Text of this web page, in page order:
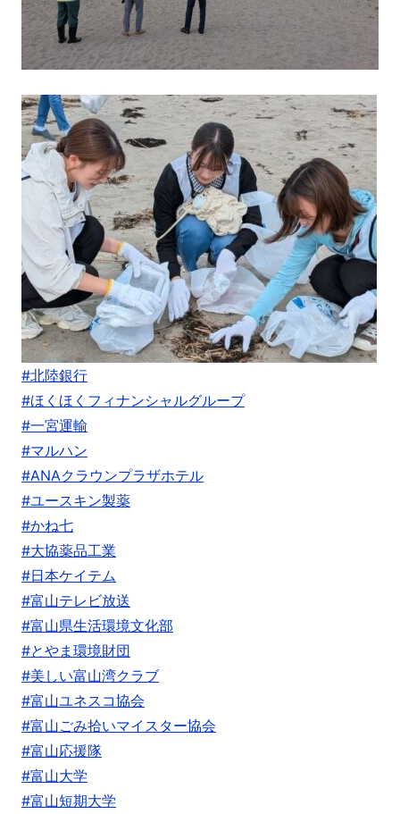
#北陸銀行
#ほくほくフィナンシャルグループ
#一宮運輸
#マルハン
#ANAクラウンプラザホテル
#ユースキン製薬
#かね七
#大協薬品工業
#日本ケイテム
#富山テレビ放送
#富山県生活環境文化部
#とやま環境財団
#美しい富山湾クラブ
#富山ユネスコ協会
#富山ごみ拾いマイスター協会
#富山応援隊
#富山大学
#富山短期大学